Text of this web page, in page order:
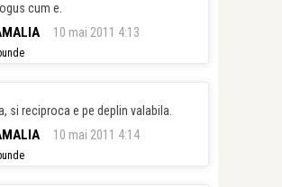
cum e.
10 mai 2011 4:13
si reciproca e pe deplin valabila.
10 mai 2011 4:14